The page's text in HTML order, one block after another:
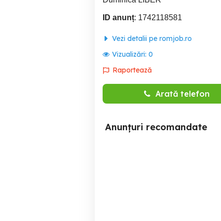
ID anunț: 1742118581
Vezi detalii pe romjob.ro
Vizualizări: 0
Raportează
Arată telefon
Anunțuri recomandate